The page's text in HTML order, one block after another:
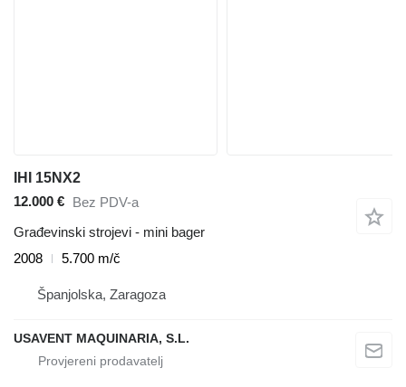
IHI 15NX2
12.000 € Bez PDV-a
Građevinski strojevi - mini bager
2008
5.700 m/č
Španjolska, Zaragoza
USAVENT MAQUINARIA, S.L.